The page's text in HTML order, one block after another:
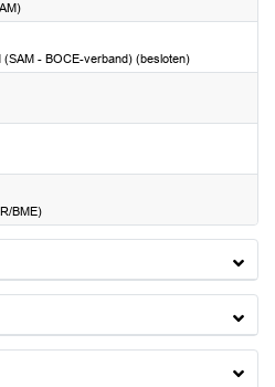
- BOCE-verband) (besloten)
BME)